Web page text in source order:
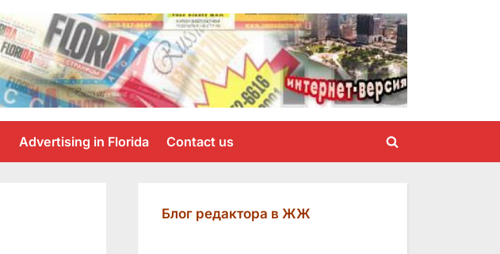
Advertising in Florida Contact us
Toggle
Блог редактора в ЖЖ